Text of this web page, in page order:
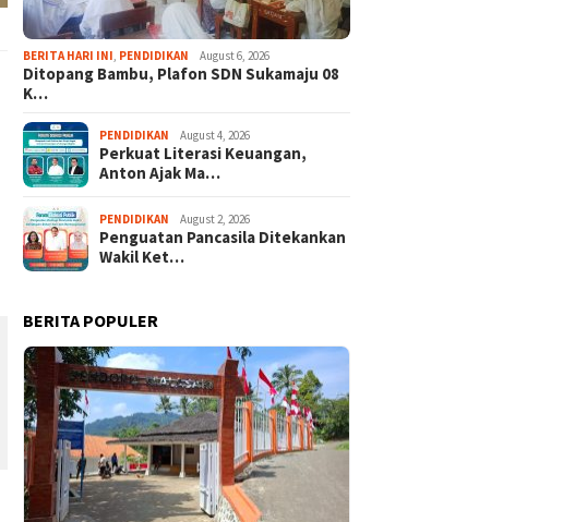
BERITA HARI INI PENDIDIKAN August 6, 2026
Ditopang Bambu, Plafon SDN Sukamaju 08
K…
PENDIDIKAN August 4, 2026
Perkuat Literasi Keuangan,
Anton Ajak Ma…
PENDIDIKAN August 2, 2026
Penguatan Pancasila Ditekankan
Wakil Ket…
BERITA POPULER